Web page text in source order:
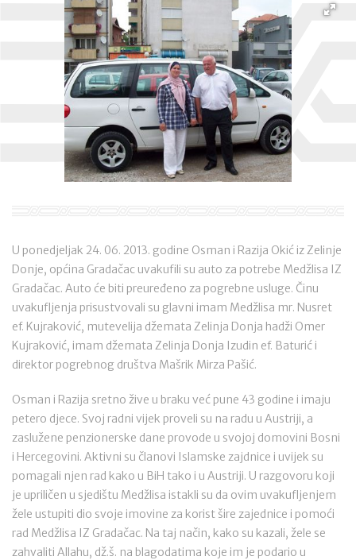
U ponedjeljak 24. 06. 2013. godine Osman i Razija Okić iz Zelinje
Donje, općina Gradačac uvakufili su auto za potrebe Medžlisa IZ
Gradačac. Auto će biti preuređeno za pogrebne usluge. Činu
uvakufljenja prisustvovali su glavni imam Medžlisa mr. Nusret
ef. Kujraković, mutevelija džemata Zelinja Donja hadži Omer
Kujraković, imam džemata Zelinja Donja Izudin ef. Baturić i
direktor pogrebnog društva Mašrik Mirza Pašić.
Osman i Razija sretno žive u braku već pune 43 godine i imaju
petero djece. Svoj radni vijek proveli su na radu u Austriji, a
zaslužene penzionerske dane provode u svojoj domovini Bosni
i Hercegovini. Aktivni su članovi Islamske zajdnice i uvijek su
pomagali njen rad kako u BiH tako i u Austriji. U razgovoru koji
je upriličen u sjedištu Medžlisa istakli su da ovim uvakufljenjem
žele ustupiti dio svoje imovine za korist šire zajednice i pomoći
rad Medžlisa IZ Gradačac. Na taj način, kako su kazali, žele se
zahvaliti Allahu, dž.š. na blagodatima koje im je podario u